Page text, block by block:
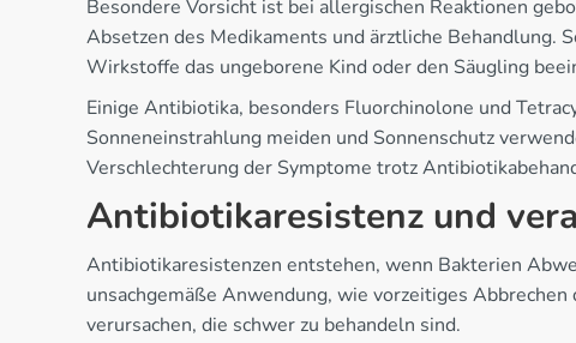
Besondere Vorsicht ist bei allergischen Reaktionen
Absetzen des Medikaments und ärztliche Behandlung.
Wirkstoffe das ungeborene Kind oder den Säugling
Einige Antibiotika, besonders Fluorchinolone und
Sonneneinstrahlung meiden und Sonnenschutz
Verschlechterung der Symptome trotz
Antibiotikaresistenz und
Antibiotikaresistenzen entstehen, wenn Bakterien
unsachgemäße Anwendung, wie vorzeitiges
verursachen, die schwer zu behandeln sind.